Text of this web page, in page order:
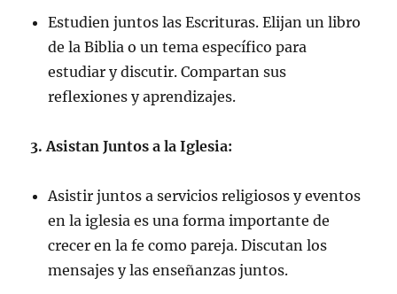
Estudien juntos las Escrituras. Elijan un libro
de la Biblia o un tema específico para
estudiar y discutir. Compartan sus
reflexiones y aprendizajes.
3. Asistan Juntos a la Iglesia:
Asistir juntos a servicios religiosos y eventos
en la iglesia es una forma importante de
crecer en la fe como pareja. Discutan los
mensajes y las enseñanzas juntos.